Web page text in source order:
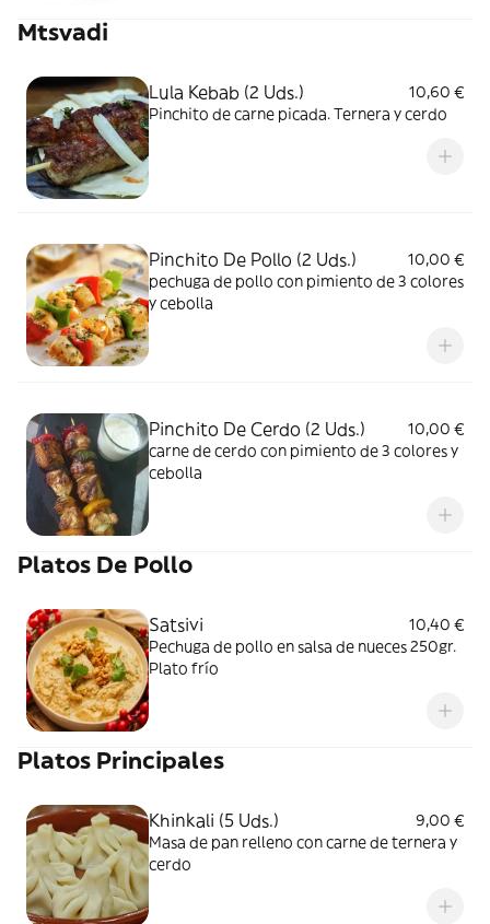
Mtsvadi
Lula Kebab (2 Uds.)
10,60 €
Pinchito de carne picada. Ternera y cerdo
Pinchito De Pollo (2 Uds.)
10,00 €
pechuga de pollo con pimiento de 3 colores
y cebolla
Pinchito De Cerdo (2 Uds.)
10,00 €
carne de cerdo con pimiento de 3 colores y
cebolla
Platos De Pollo
Satsivi
10,40 €
Pechuga de pollo en salsa de nueces 250gr.
Plato frío
Platos Principales
Khinkali (5 Uds.)
9,00 €
Masa de pan relleno con carne de ternera y
cerdo